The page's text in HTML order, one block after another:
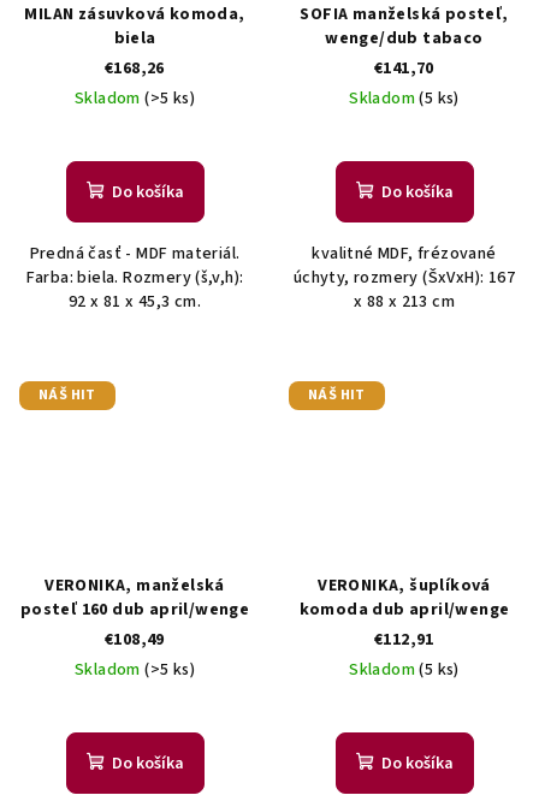
MILAN zásuvková komoda,
biela
€168,26
Skladom(>5 ks)
Do košíka
Predná časť - MDF materiál.
Farba: biela. Rozmery (š,v,h):
92 x 81 x 45,3 cm.
SOFIA manželská posteľ,
wenge/dub tabaco
€141,70
Skladom(5 ks)
Do košíka
kvalitné MDF, frézované
úchyty, rozmery (ŠxVxH): 167
x 88 x 213 cm
NÁŠ HIT
VERONIKA, manželská
posteľ 160 dub april/wenge
€108,49
Skladom(>5 ks)
Do košíka
NÁŠ HIT
VERONIKA, šuplíková
komoda dub april/wenge
€112,91
Skladom(5 ks)
Do košíka